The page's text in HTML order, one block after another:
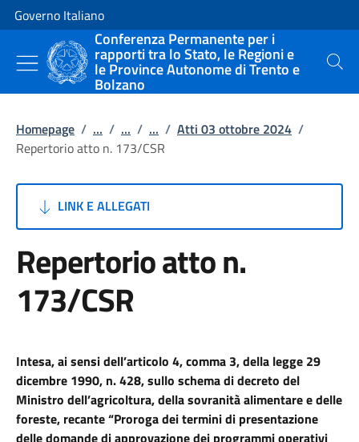
Vai al contenuto
Vai alla navigazione del sito
Governo Italiano
Conferenza Permanente per i
rapporti tra lo Stato, le Regioni e
le Province Autonome di Trento e
Bolzano
Cerca
Homepage / ... / ... / ... / Atti 03 ottobre 2024 /
Repertorio atto n. 173/CSR
LINK E ALLEGATI
Repertorio atto n.
173/CSR
Intesa, ai sensi dell’articolo 4, comma 3, della legge 29
dicembre 1990, n. 428, sullo schema di decreto del
Ministro dell’agricoltura, della sovranità alimentare e delle
foreste, recante “Proroga dei termini di presentazione
delle domande di approvazione dei programmi operativi